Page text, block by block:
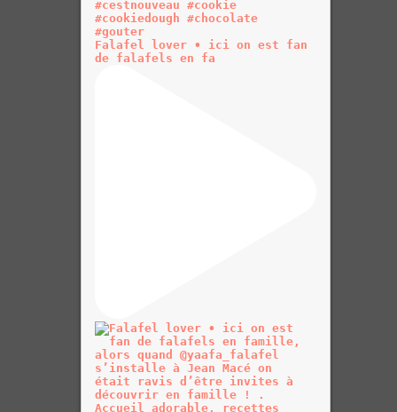
Falafel lover • ici on est fan
de falafels en fa